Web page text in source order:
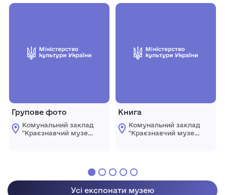
Групове фото
Комунальний заклад
"Краєзнавчий музей
Книга
Комунальний заклад
"Краєзнавчий музей
Усі експонати музею